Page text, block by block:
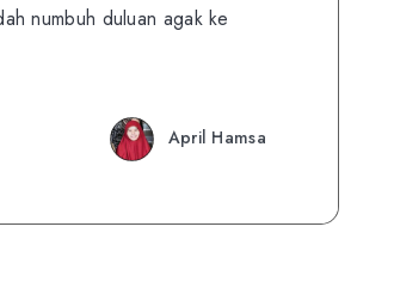
numbuh duluan agak ke
April Hamsa